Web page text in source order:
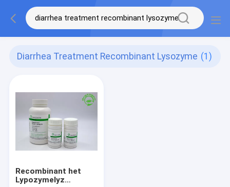
Diarrhea Treatment Recombinant Lysozyme (1)
Recombinant het
Lypozymelyz